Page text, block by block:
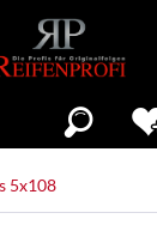
5x108